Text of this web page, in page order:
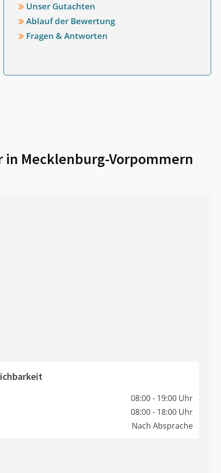
Unser Gutachten
Ablauf der Bewertung
Fragen & Antworten
in Mecklenburg-Vorpommern
08:00 - 19:00 Uhr
08:00 - 18:00 Uhr
Nach Absprache